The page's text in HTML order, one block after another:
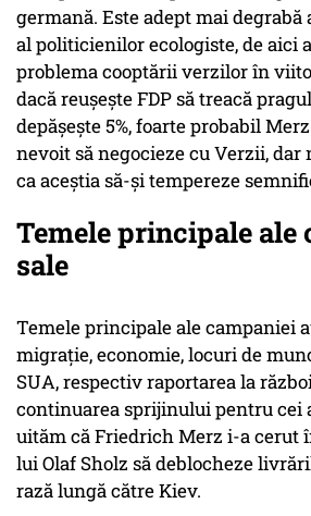
germană. Este adept mai degrabă
al politicienilor ecologiste, de aici
problema cooptării verzilor în
dacă reușește FDP să treacă
depășește 5%, foarte probabil
nevoit să negocieze cu Verzii,
ca aceștia să-și tempereze
Temele principale ale
sale
Temele principale ale campaniei
migrație, economie, locuri de
SUA, respectiv raportarea la
continuarea sprijinului pentru cei
uităm că Friedrich Merz i-a cerut
lui Olaf Sholz să deblocheze
rază lungă către Kiev.